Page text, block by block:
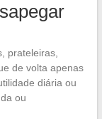
prateleiras,
de volta apenas
diária ou
ou